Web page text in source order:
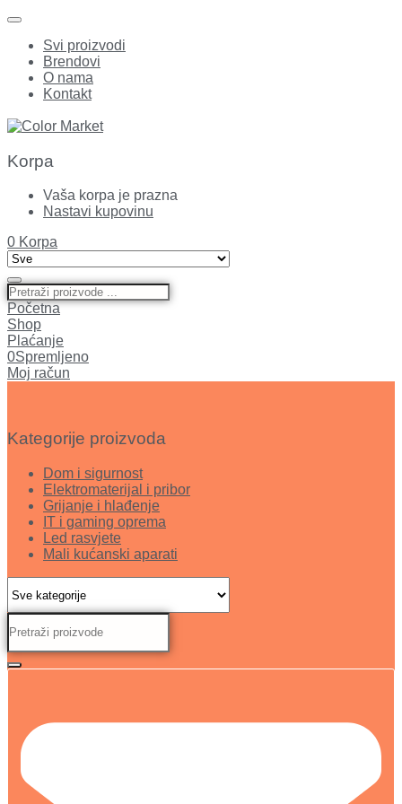
Svi proizvodi
Brendovi
O nama
Kontakt
Korpa
Vaša korpa je prazna
Nastavi kupovinu
0 Korpa
Početna
Shop
Plaćanje
0Spremljeno
Moj račun
Kategorije proizvoda
Dom i sigurnost
Elektromaterijal i pribor
Grijanje i hlađenje
IT i gaming oprema
Led rasvjete
Mali kućanski aparati